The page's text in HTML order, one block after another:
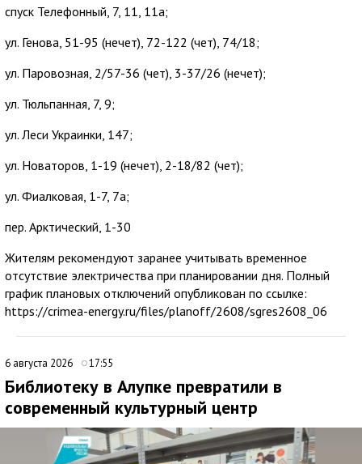
спуск Телефонный, 7, 11, 11а;
ул. Генова, 51-95 (нечет), 72-122 (чет), 74/18;
ул. Паровозная, 2/57-36 (чет), 3-37/26 (нечет);
ул. Тюльпанная, 7, 9;
ул. Леси Украинки, 147;
ул. Новаторов, 1-19 (нечет), 2-18/82 (чет);
ул. Фиалковая, 1-7, 7а;
пер. Арктический, 1-30
Жителям рекомендуют заранее учитывать временное
отсутствие электричества при планировании дня. Полный
график плановых отключений опубликован по ссылке:
https://crimea-energy.ru/files/planoff/2608/sgres2608_06
6 августа 2026 17:55
Библиотеку в Алупке превратили в
современный культурный центр